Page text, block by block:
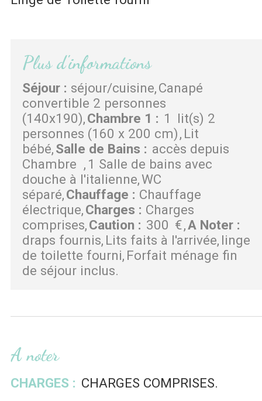
Plus d'informations
Séjour : séjour/cuisine Canapé
convertible 2 personnes
(140x190) Chambre 1 : 1
lit(s) 2
personnes (160 x 200 cm) Lit
bébé Salle de Bains : accès depuis
Chambre
1 Salle de bains avec
douche à l'italienne WC
séparé Chauffage : Chauffage
électrique Charges : Charges
comprises Caution : 300 € A Noter :
draps fournis Lits faits à l'arrivée linge
de toilette fourni Forfait ménage fin
de séjour inclus
A noter
CHARGES : CHARGES COMPRISES